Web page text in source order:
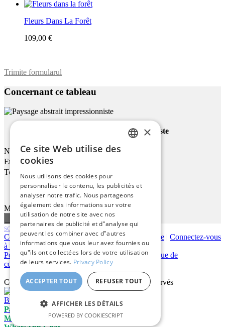
Fleurs Dans La Forêt
109,00 €
Trimite formularul
Concernant ce tableau
Paysage Abstrait Impressionniste
Nom
Email
Téléphone
Message
scroll
Contactez-nous |À propos de nous|Qualité giclée | Connectez-vous
à votre compte|Blog
Politique de livraison|Politique de retour|Politique de
confidentialité
Copyright © 2026Pastel Brush- Tous droits réservés
Bureau
Panier
Mon Compte
GERMAN
FRENCH
SPANISH
×
Ce site Web utilise des
cookies
Nous utilisons des cookies pour
personnaliser le contenu, les publicités et
analyser notre trafic. Nous partageons
également des informations sur votre
utilisation de notre site avec nos
partenaires de publicité et d"analyse qui
peuvent les combiner avec d"autres
informations que vous leur avez fournies ou
qu"ils ont collectées lors de votre utilisation
de leurs services. Privacy Policy
ACCEPTER TOUT REFUSER TOUT
AFFICHER LES DÉTAILS
POWERED BY COOKIESCRIPT